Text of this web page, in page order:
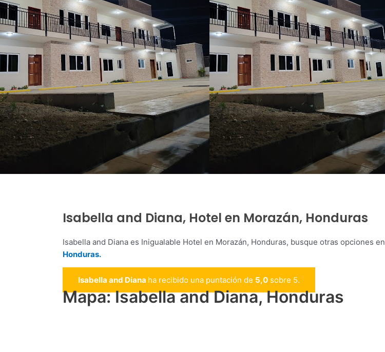
Isabella and Diana, Hotel en Morazán, Honduras
Isabella and Diana es Inigualable Hotel en Morazán, Honduras, busque otras opciones en
Honduras.
Isabella and Diana ha recibido una puntación de 5,0 sobre 5.
Mapa: Isabella and Diana, Honduras